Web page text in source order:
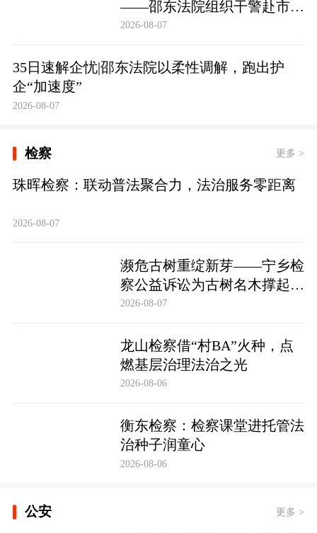
——邵东法院组织干警赴市禁
毒教育基地参观学习
2026-08-07
35日速解企忧|邵东法院以柔性调解，跑出护
企“加速度”
2026-08-07
检察 更多 >
珠晖检察：联动普法聚合力，法治服务零距离
2026-08-07
濒危古树重绽新芽——宁乡检
察公益诉讼为古树名木撑起法
治“保护伞”
2026-08-07
龙山检察借“村BA”火种，点
燃基层治理法治之光
2026-08-06
衡东检察：检察课堂进托管法
治种子润童心
2026-08-06
公安 更多 >